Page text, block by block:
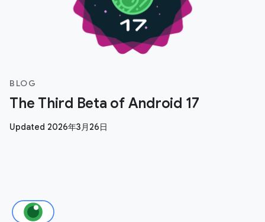
BLOG
The Third Beta of Android 17
Updated 2026年3月26日